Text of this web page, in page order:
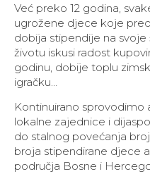
Već preko 12 godina,
ugrožene djece koje
dobija stipendije na
životu iskusi radost
godinu, dobije toplu
igračku…
Kontinuirano sprovodimo
lokalne zajednice i
do stalnog povećanja
broja stipendirane djece
područja Bosne i